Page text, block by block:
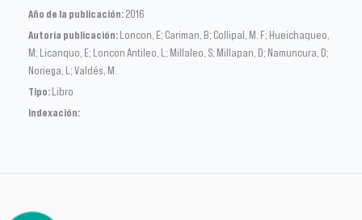
Año de la publicación:2016
Autoría publicación:Loncon, E; Cariman, B; Collipal, M. F; Hueichaqueo,
M; Licanquo, E; Loncon Antileo, L; Millaleo, S; Millapan, D; Namuncura, D;
Noriega, L; Valdés, M.
Tipo:Libro
Indexación: